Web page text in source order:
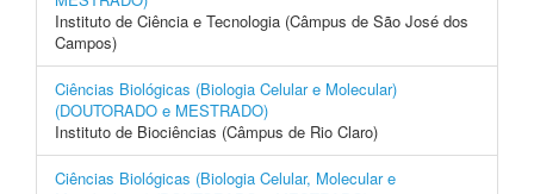
Instituto de Ciência e Tecnologia (Câmpus de São José dos
Campos)
Ciências Biológicas (Biologia Celular e Molecular)
(DOUTORADO e MESTRADO)
Instituto de Biociências (Câmpus de Rio Claro)
Ciências Biológicas (Biologia Celular, Molecular e